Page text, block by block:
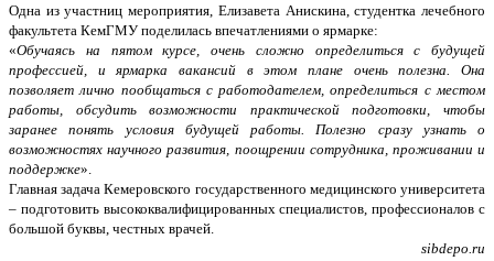
Одна из участниц мероприятия, Елизавета Анискина, студентка лечебного
факультета КемГМУ поделилась впечатлениями о ярмарке:
«Обучаясь на пятом курсе, очень сложно определиться с будущей
профессией, и ярмарка вакансий в этом плане очень полезна. Она
позволяет лично пообщаться с работодателем, определиться с местом
работы, обсудить возможности практической подготовки, чтобы
заранее понять условия будущей работы. Полезно сразу узнать о
возможностях научного развития, поощрении сотрудника, проживании и
поддержке».
Главная задача Кемеровского государственного медицинского университета
– подготовить высококвалифицированных специалистов, профессионалов с
большой буквы, честных врачей.
sibdepo.ru